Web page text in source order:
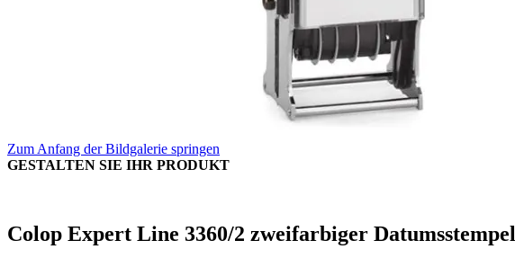
Zum Anfang der Bildgalerie springen
GESTALTEN SIE IHR PRODUKT
Colop Expert Line 3360/2 zweifarbiger Datumsstempel